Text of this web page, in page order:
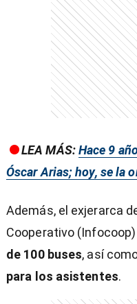
LEA MÁS:Hace 9
Óscar Arias; hoy, se la
Además, el exjerarca
Cooperativo
de 100 buses, así
para los asistentes.